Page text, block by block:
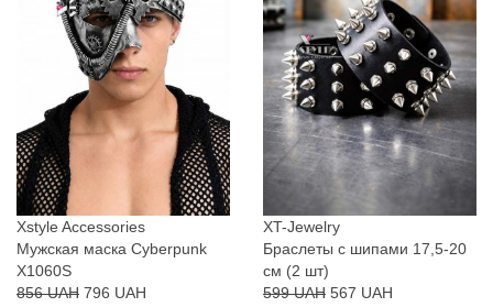
Xstyle Accessories
Мужская маска Cyberpunk
X1060S
856 UAH 796 UAH
XT-Jewelry
Браслеты с шипами 17,5-20
см (2 шт)
599 UAH 567 UAH